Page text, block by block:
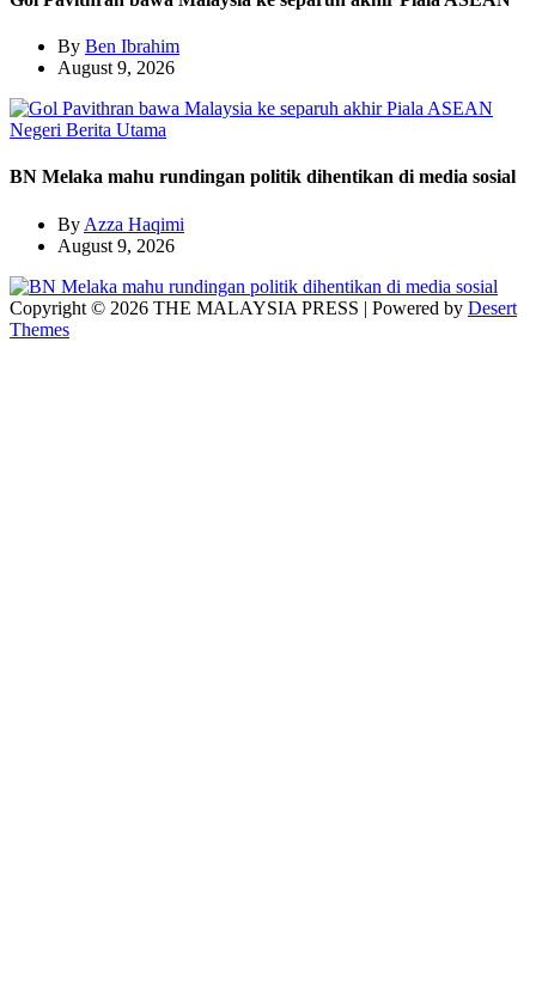
By Ben Ibrahim
August 9, 2026
Negeri Berita Utama
BN Melaka mahu rundingan politik dihentikan di media sosial
By Azza Haqimi
August 9, 2026
Copyright © 2026 THE MALAYSIA PRESS | Powered by Desert
Themes